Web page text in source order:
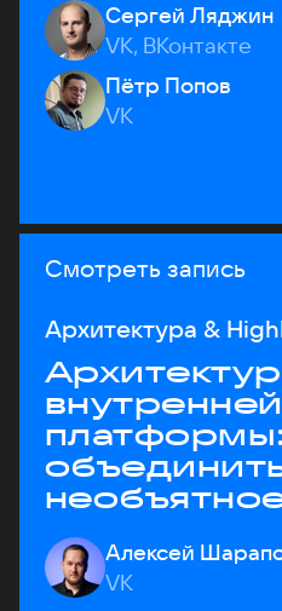
Сергей Ляджин
VK, ВКонтакте
Пётр Попов
VK
Смотреть запись
Архитектура &
внутренней
платформы:
Алексей
VK